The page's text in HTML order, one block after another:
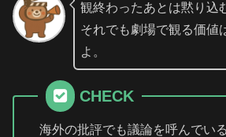
観終わったあとは黙り込
それでも劇場で観る価値
よ。
CHECK
海外の批評でも議論を呼んでい